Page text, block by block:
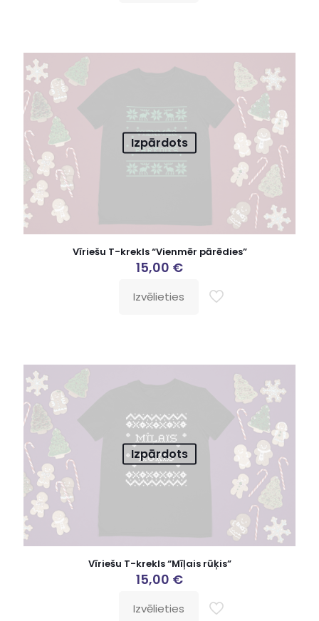
Izpārdots
Vīriešu T-krekls “Vienmēr pārēdies”
15,00 €
Izvēlieties
Izpārdots
Vīriešu T-krekls “Mīļais rūķis”
15,00 €
Izvēlieties